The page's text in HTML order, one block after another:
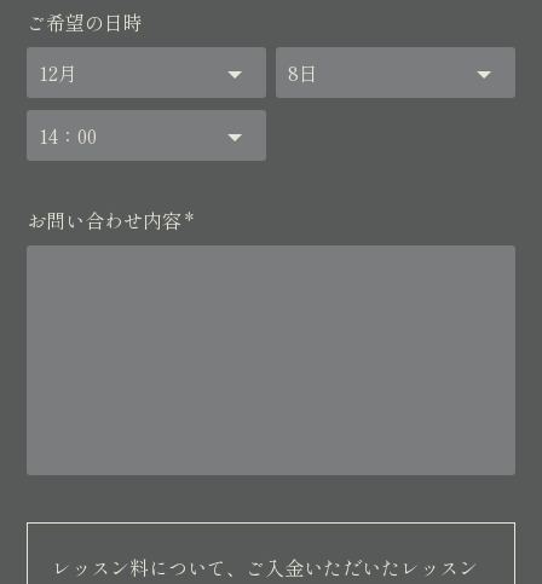
ご希望の日時
お問い合わせ内容*
レッスン料について、ご入金いただいたレッスン